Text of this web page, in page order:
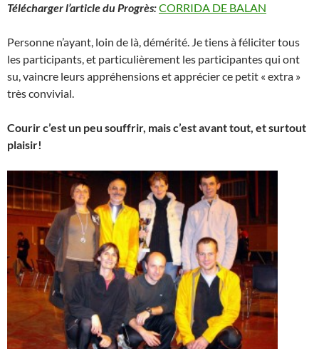
Télécharger l’article du Progrès:CORRIDA DE BALAN
Personne n’ayant, loin de là, démérité. Je tiens à féliciter tous
les participants, et particulièrement les participantes qui ont
su, vaincre leurs appréhensions et apprécier ce petit « extra »
très convivial.
Courir c’est un peu souffrir, mais c’est avant tout, et surtout
plaisir!